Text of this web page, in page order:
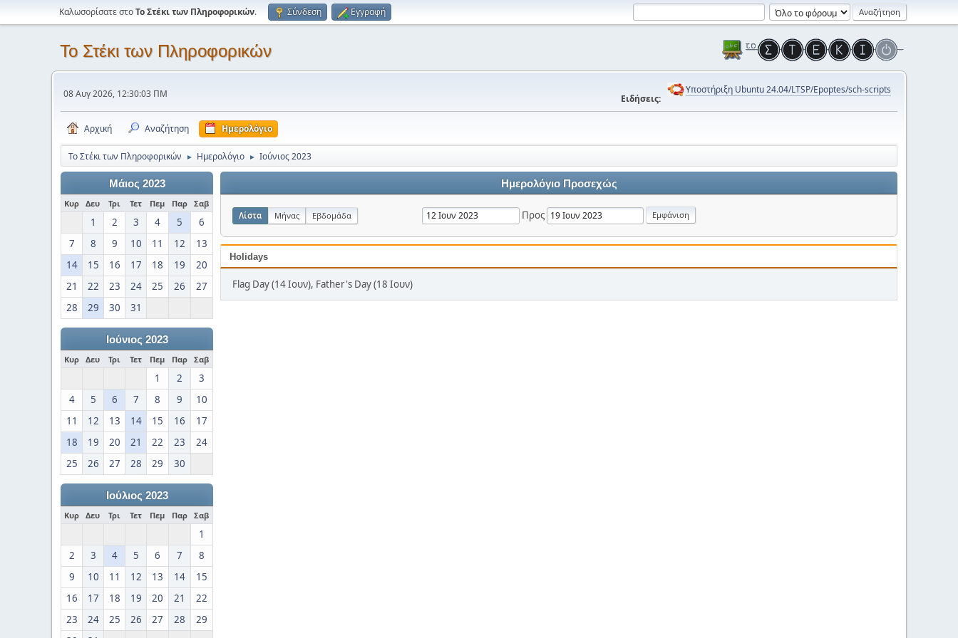
Καλωσορίσατε στοΤο Στέκι των Πληροφορικών. Σύνδεση Εγγραφή
Το Στέκι των Πληροφορικών
08 Αυγ 2026, 12:30:03 ΠΜ Ειδήσεις:
Υποστήριξη Ubuntu 24.04/LTSP/Epoptes/sch-scripts
Αρχική Αναζήτηση Ημερολόγιο
Το Στέκι των Πληροφορικών ► Ημερολόγιο ► Ιούνιος 2023
Μάιος 2023
Κυρ Δευ Τρι Τετ Πεμ Παρ Σαβ
1 2 3 4 5
6
7
8 9 10 11 12
13
14
15 16 17 18 19
20
21
22 23 24 25 26
27
28
29 30 31
Ιούνιος 2023
Κυρ Δευ Τρι Τετ Πεμ Παρ Σαβ
1 2
3
4
5 6 7 8 9
10
11
12 13 14 15 16
17
18
19 20 21 22 23
24
25
26 27 28 29 30
Ιούλιος 2023
Κυρ Δευ Τρι Τετ Πεμ Παρ Σαβ
1
2
3 4 5 6 7
8
9
10 11 12 13 14
15
16
17 18 19 20 21
22
23
24 25 26 27 28
29
Ημερολόγιο Προσεχώς
Λίστα Μήνας Εβδομάδα Προς
Holidays
Flag Day (14 Ιουν), Father's Day (18 Ιουν)